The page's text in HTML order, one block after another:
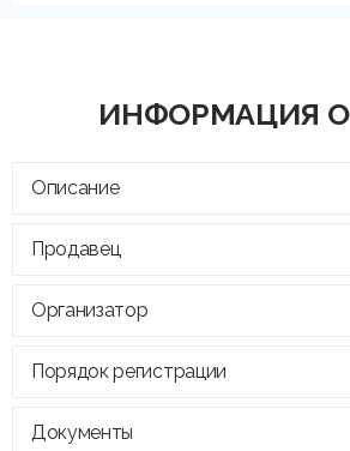
ИНФОРМАЦИЯ
Описание
Продавец
Организатор
Порядок регистрации
Документы